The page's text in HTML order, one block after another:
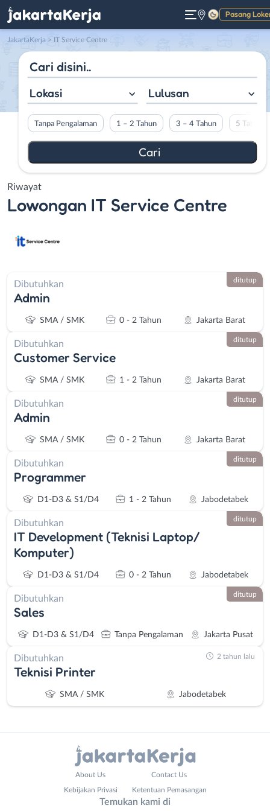
Pasang
Gelap
JakartaKerja > IT Service Centre
Lokasi Lulusan
Tanpa Pengalaman 1 – 2 Tahun 3 – 4 Tahun 5 Tahun
Riwayat
Lowongan IT Service Centre
Dibutuhkan
Admin
SMA / SMK 0 - 2 Tahun Jakarta Barat
ditutup
Dibutuhkan
Customer Service
SMA / SMK 1 - 2 Tahun Jakarta Barat
ditutup
Dibutuhkan
Admin
SMA / SMK 0 - 2 Tahun Jakarta Barat
ditutup
Dibutuhkan
Programmer
D1-D3 & S1/D4 1 - 2 Tahun Jabodetabek
ditutup
Dibutuhkan
IT Development (Teknisi Laptop/
Komputer)
D1-D3 & S1/D4 0 - 2 Tahun Jabodetabek
ditutup
Dibutuhkan
Sales
D1-D3 & S1/D4 Tanpa Pengalaman Jakarta Pusat
ditutup
Dibutuhkan
Teknisi Printer
SMA / SMK Jabodetabek
2 tahun lalu
About Us Contact Us
Kebijakan Privasi Ketentuan Pemasangan
Temukan kami di